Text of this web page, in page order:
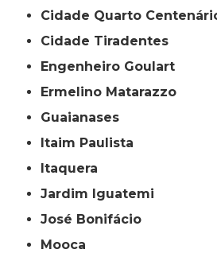
Cidade Quarto
Cidade Tiradentes
Engenheiro Goulart
Ermelino Matarazzo
Guaianases
Itaim Paulista
Itaquera
Jardim Iguatemi
José Bonifácio
Mooca